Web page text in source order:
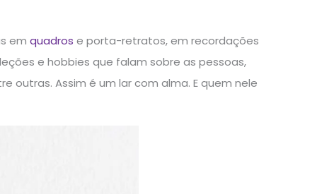
em quadros e porta-retratos, em recordações
e hobbies que falam sobre as pessoas,
outras. Assim é um lar com alma. E quem nele